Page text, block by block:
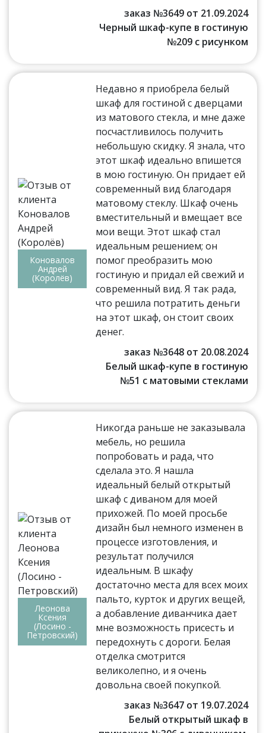
заказ №3649 от 21.09.2024
Черный шкаф-купе в гостиную
№209 с рисунком
Коновалов
Андрей
(Королёв)
Недавно я приобрела белый
шкаф для гостиной с дверцами
из матового стекла, и мне даже
посчастливилось получить
небольшую скидку. Я знала, что
этот шкаф идеально впишется
в мою гостиную. Он придает ей
современный вид благодаря
матовому стеклу. Шкаф очень
вместительный и вмещает все
мои вещи. Этот шкаф стал
идеальным решением; он
помог преобразить мою
гостиную и придал ей свежий и
современный вид. Я так рада,
что решила потратить деньги
на этот шкаф, он стоит своих
денег.
заказ №3648 от 20.08.2024
Белый шкаф-купе в гостиную
№51 с матовыми стеклами
Леонова
Ксения
(Лосино -
Петровский)
Никогда раньше не заказывала
мебель, но решила
попробовать и рада, что
сделала это. Я нашла
идеальный белый открытый
шкаф с диваном для моей
прихожей. По моей просьбе
дизайн был немного изменен в
процессе изготовления, и
результат получился
идеальным. В шкафу
достаточно места для всех моих
пальто, курток и других вещей,
а добавление диванчика дает
мне возможность присесть и
передохнуть с дороги. Белая
отделка смотрится
великолепно, и я очень
довольна своей покупкой.
заказ №3647 от 19.07.2024
Белый открытый шкаф в